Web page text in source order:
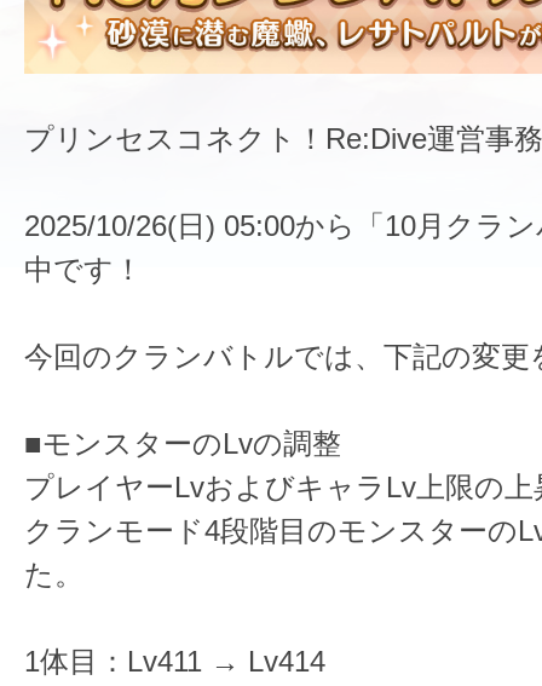
プリンセスコネクト！Re:Dive運営事
2025/10/26(日) 05:00から「10月クラ
中です！
今回のクランバトルでは、下記の変更
■モンスターのLvの調整
プレイヤーLvおよびキャラLv上限の
クランモード4段階目のモンスターの
た。
1体目：Lv411 → Lv414